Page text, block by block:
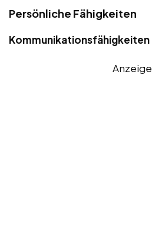
Persönliche Fähigkeiten
Kommunikationsfähigkeiten
Anzeige